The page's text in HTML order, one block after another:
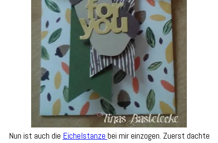
Nun ist auch die Eichelstanze bei mir einzogen. Zuerst dachte